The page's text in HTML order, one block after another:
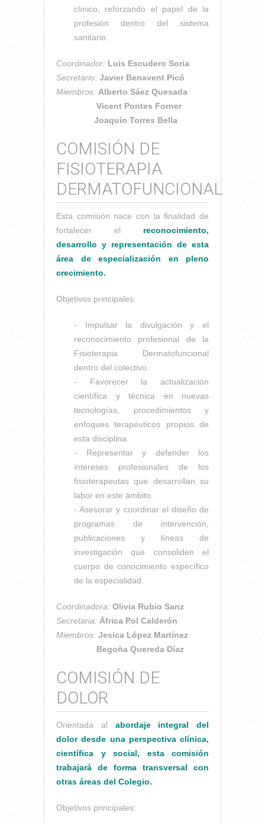
clínico, reforzando el papel de la
profesión dentro del sistema
sanitario.
Coordinador: Luis Escudero Soria
Secretario: Javier Benavent Picó
Miembros: Alberto Sáez Quesada
Vicent Pontes Forner
Joaquín Torres Bella
COMISIÓN DE
FISIOTERAPIA
DERMATOFUNCIONAL
Esta comisión nace con la finalidad de
fortalecer el reconocimiento,
desarrollo y representación de esta
área de especialización en pleno
crecimiento.
Objetivos principales:
- Impulsar la divulgación y el
reconocimiento profesional de la
Fisioterapia Dermatofuncional
dentro del colectivo.
- Favorecer la actualización
científica y técnica en nuevas
tecnologías, procedimientos y
enfoques terapéuticos propios de
esta disciplina.
- Representar y defender los
intereses profesionales de los
fisioterapeutas que desarrollan su
labor en este ámbito.
- Asesorar y coordinar el diseño de
programas de intervención,
publicaciones y líneas de
investigación que consoliden el
cuerpo de conocimiento específico
de la especialidad.
Coordinadora: Olivia Rubio Sanz
Secretaria: África Pol Calderón
Miembros: Jesica López Martínez
Begoña Quereda Díaz
COMISIÓN DE
DOLOR
Orientada al abordaje integral del
dolor desde una perspectiva clínica,
científica y social, esta comisión
trabajará de forma transversal con
otras áreas del Colegio.
Objetivos principales: